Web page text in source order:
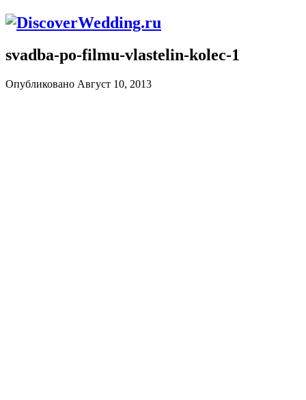
svadba-po-filmu-vlastelin-kolec-1
Опубликовано Август 10, 2013